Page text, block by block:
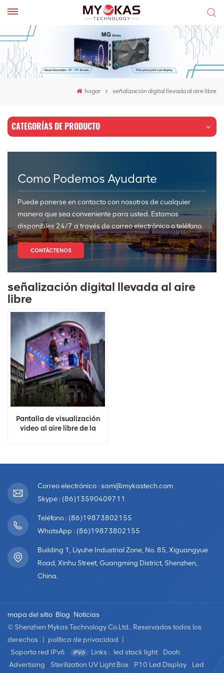
hogar señalización digital llevada al aire libre
CATEGORÍAS DE PRODUCTO
Como Podemos Ayudarte
Puede ponerse en contacto con nosotros de cualquier
manera que sea conveniente para usted. Estamos
disponibles 24/7 a través de correo electrónico o teléfono.
CONTÁCTENOS
señalización digital llevada al aire
libre
Pantalla de visualización
video al aire libre de la
Correo electrónico : sam@mykastech.com
Skype : (86)13590409711
Teléfono : (86)19873802155
WhatsApp : (86)19873802155
Building 1, Liyuhe Industrial Zone, No. 85, Xiguangyue
Road, Xinhu Street, Guangming District, Shenzhen,
China.
mapa del sitio Blog Noticias
© Shenzhen Mykas Technology Co.Ltd.. Reservados todos los
derechos . |
política de privacidad
Soporta red IPv6
Links : led stack light
Dooh
Advertising
Sterilization UV Light Box P10 Led Display
Led